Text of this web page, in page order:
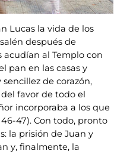
Lucas la vida de los
después de
acudían al Templo con
pan en las casas y
de corazón,
favor de todo el
incorporaba a los que
47). Con todo, pronto
la prisión de Juan y
y, finalmente, la